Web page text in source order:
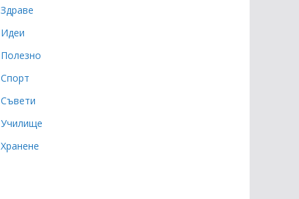
Здраве
Идеи
Полезно
Спорт
Съвети
Училище
Хранене